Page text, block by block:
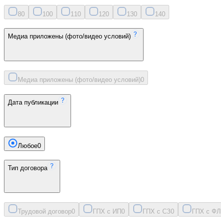
80 100 11 0 120 130 140
Медиа приложены (фото/видео условий)
Медиа приложены (фото/видео условий)0
Дата публикации
Любое0
Тип договора
Трудовой договор0 ГПХ с ИП0 ГПХ с СЗ0 ГПХ с ФЛ